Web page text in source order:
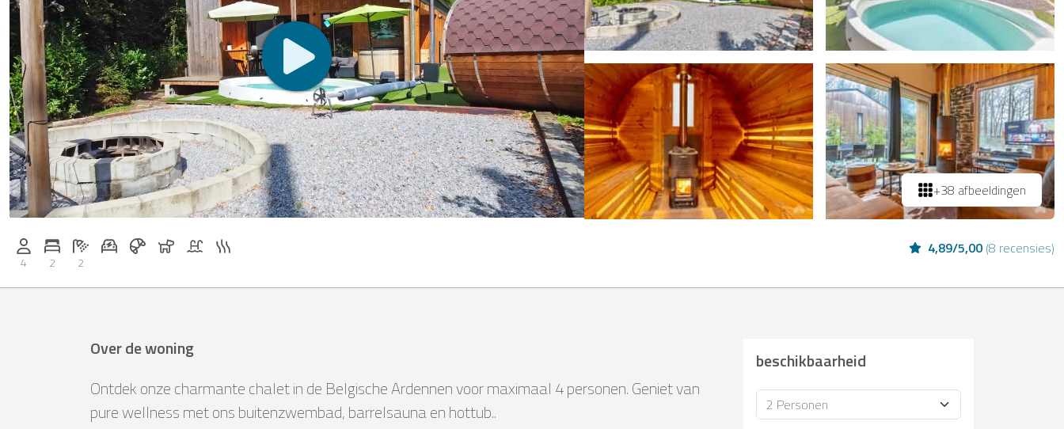
+38 afbeeldingen
Personen (max.): 4
4
Aantal slaapkamers: 2
2
Aantal badkamers: 2
2
E-auto oplaadstation op aanvraag
Ontbijt te boeken bij Casapilot
Honden toegestaan
Zwembad
4,89/5,00 (8 recensies)
beschikbaarheid
Bezetting
Over de woning
Ontdek onze charmante chalet in de Belgische Ardennen voor maximaal 4 personen. Geniet van
pure wellness met ons buitenzwembad, barrelsauna en hottub..